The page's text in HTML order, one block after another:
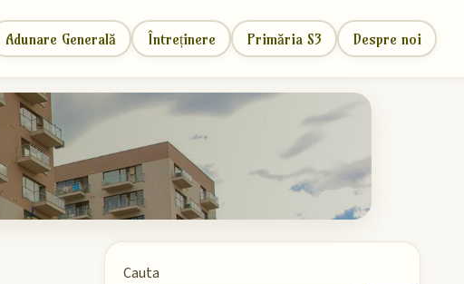
Adunare Generală Întreținere Primăria S3 Despre noi
Cauta